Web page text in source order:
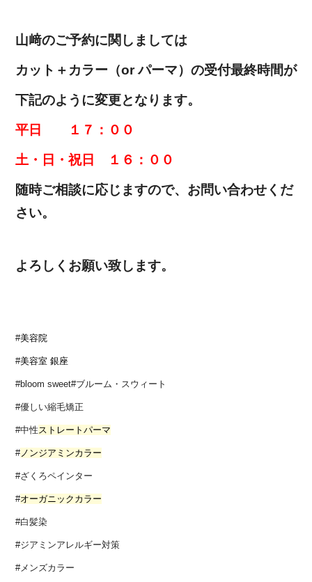
山﨑のご予約に関しましては
カット＋カラー（or パーマ）の受付最終時間が
下記のように変更となります。
平日 １７：００
土・日・祝日 １６：００
随時ご相談に応じますので、お問い合わせくだ
さい。
よろしくお願い致します。
#美容院
#美容室 銀座
#bloom sweet#ブルーム・スウィート
#優しい縮毛矯正
#中性ストレートパーマ
#ノンジアミンカラー
#ざくろペインター
#オーガニックカラー
#白髪染
#ジアミンアレルギー対策
#メンズカラー